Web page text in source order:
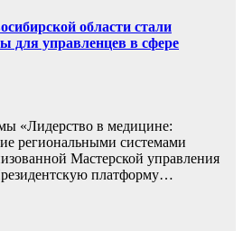
области стали
для управленцев в сфере
«Лидерство в медицине:
региональными системами
Мастерской управления
платформу…